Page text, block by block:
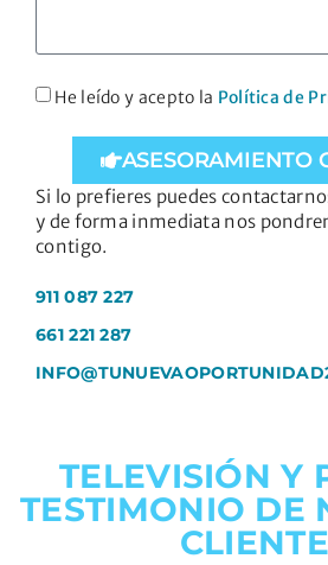
He leído y acepto la Política de
ASESORAMIENTO
Si lo prefieres puedes
y de forma inmediata nos
contigo.
911 087 227
661 221 287
TELEVISIÓN Y
TESTIMONIO DE